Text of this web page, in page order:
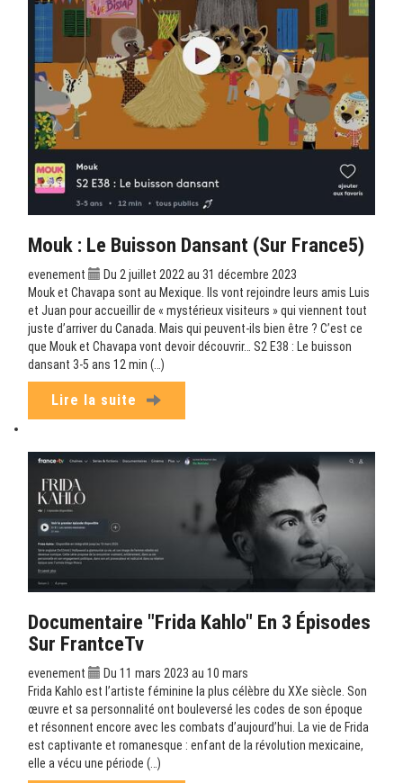
Mouk : Le Buisson Dansant (sur France5)
evenement
Du 2 juillet 2022 au 31 décembre 2023
Mouk et Chavapa sont au Mexique. Ils vont rejoindre leurs amis Luis
et Juan pour accueillir de « mystérieux visiteurs » qui viennent tout
juste d’arriver du Canada. Mais qui peuvent-ils bien être ? C’est ce
que Mouk et Chavapa vont devoir découvrir… S2 E38 : Le buisson
dansant 3-5 ans 12 min (…)
Lire la suite
Documentaire "Frida Kahlo" En 3 Épisodes
Sur FrantceTv
evenement
Du 11 mars 2023 au 10 mars
Frida Kahlo est l’artiste féminine la plus célèbre du XXe siècle. Son
œuvre et sa personnalité ont bouleversé les codes de son époque
et résonnent encore avec les combats d’aujourd’hui. La vie de Frida
est captivante et romanesque : enfant de la révolution mexicaine,
elle a vécu une période (…)